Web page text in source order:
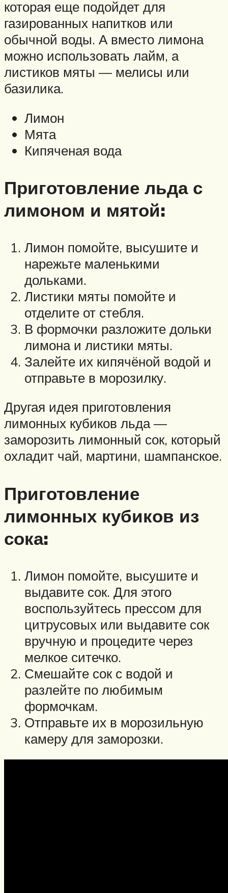
которая еще подойдет для
газированных напитков или
обычной воды. А вместо лимона
можно использовать лайм, а
листиков мяты — мелисы или
базилика.
Лимон
Мята
Кипяченая вода
Приготовление льда с
лимоном и мятой:
Лимон помойте, высушите и
нарежьте маленькими
дольками.
Листики мяты помойте и
отделите от стебля.
В формочки разложите дольки
лимона и листики мяты.
Залейте их кипячёной водой и
отправьте в морозилку.
Другая идея приготовления
лимонных кубиков льда —
заморозить лимонный сок, который
охладит чай, мартини, шампанское.
Приготовление
лимонных кубиков из
сока:
Лимон помойте, высушите и
выдавите сок. Для этого
воспользуйтесь прессом для
цитрусовых или выдавите сок
вручную и процедите через
мелкое ситечко.
Смешайте сок с водой и
разлейте по любимым
формочкам.
Отправьте их в морозильную
камеру для заморозки.